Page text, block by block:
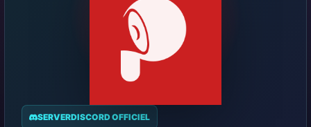
SERVERDISCORD OFFICIEL